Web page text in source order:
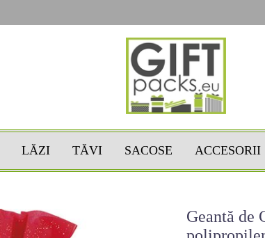
LĂZI TĂVI SACOSE ACCESORII
Geantă de